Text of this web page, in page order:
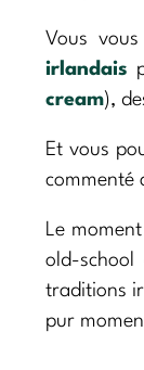
Vous
irlandais
cream),
Et vous
commenté
Le
old-
traditions
pur